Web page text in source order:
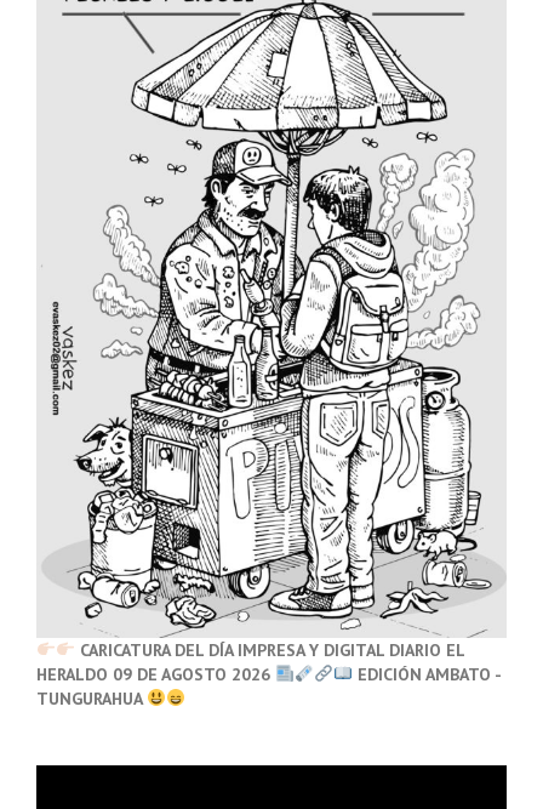
CARICATURA DEL DÍA IMPRESA Y DIGITAL DIARIO EL
HERALDO 09 DE AGOSTO 2026
EDICIÓN AMBATO -
TUNGURAHUA